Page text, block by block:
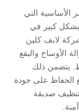
الأساسية التي
كبير في
لايف كلين
الأوساخ والبقع
يتضمن ذلك
الحفاظ على جودة
صديقة